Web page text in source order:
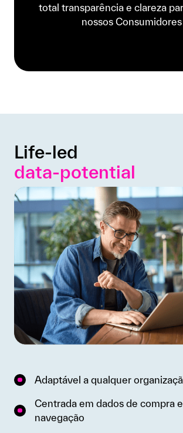
total transparência e clareza
nossos Consumidores
Life-led
data-potential
Adaptável a qualquer
Centrada em dados de compra
navegação